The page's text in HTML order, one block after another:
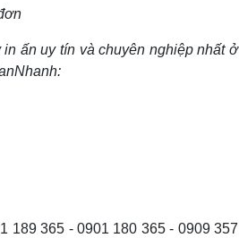
ấn uy tín và chuyên nghiệp nhất ở
189 365 - 0901 180 365 - 0909 357